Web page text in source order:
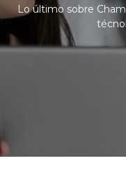
Lo último sobre